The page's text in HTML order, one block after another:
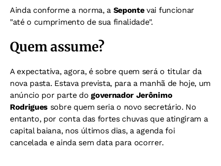
Ainda conforme a norma, a Sepontevai funcionar
"até o cumprimento de sua finalidade".
Quem assume?
A expectativa, agora, é sobre quem será o titular da
nova pasta. Estava prevista, para a manhã de hoje, um
anúncio por parte dogovernador Jerônimo
Rodrigues sobre quem seria o novo secretário. No
entanto, por conta das fortes chuvas que atingiram a
capital baiana, nos últimos dias, a agenda foi
cancelada e ainda sem data para ocorrer.